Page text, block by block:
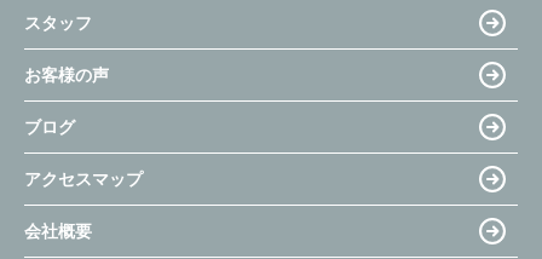
スタッフ
お客様の声
ブログ
アクセスマップ
会社概要